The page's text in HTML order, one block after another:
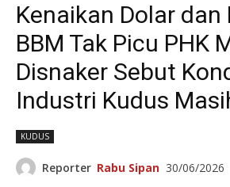
Kenaikan Dolar dan
BBM Tak Picu PHK
Disnaker Sebut
Industri Kudus
KUDUS
Reporter Rabu Sipan 30/06/2026